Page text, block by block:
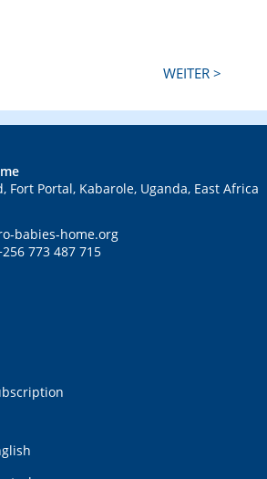
WEITER >
Fort Portal, Kabarole, Uganda, East Africa
babies-home.org
773 487 715